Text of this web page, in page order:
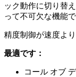
ック動作に切り替
って不可欠な機能で
精度制御が速度よ
最適です：
コール オブ